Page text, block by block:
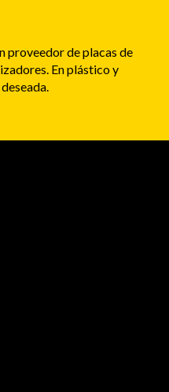
proveedor de placas de
En plástico y